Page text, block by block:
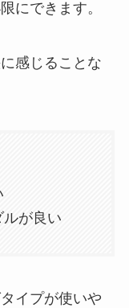
にできます。
感じることな
が良い
イプが使いや